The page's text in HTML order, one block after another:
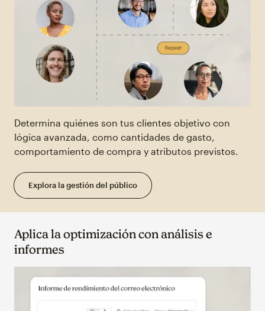
Determina quiénes son tus clientes objetivo con
lógica avanzada, como cantidades de gasto,
comportamiento de compra y atributos previstos.
Explora la gestión del público
Aplica la optimización con análisis e
informes